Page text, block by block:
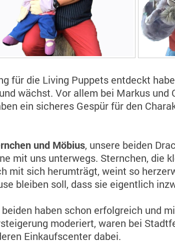
für die Living Puppets entdeckt
wächst. Vor allem bei Markus und
ein sicheres Gespür für den
und Möbius, unsere beiden
mit uns unterwegs. Sternchen, die
mit sich herumträgt, weint so
bleiben soll, dass sie eigentlich
beiden haben schon erfolgreich und
moderiert, waren bei
Einkaufscenter dabei.